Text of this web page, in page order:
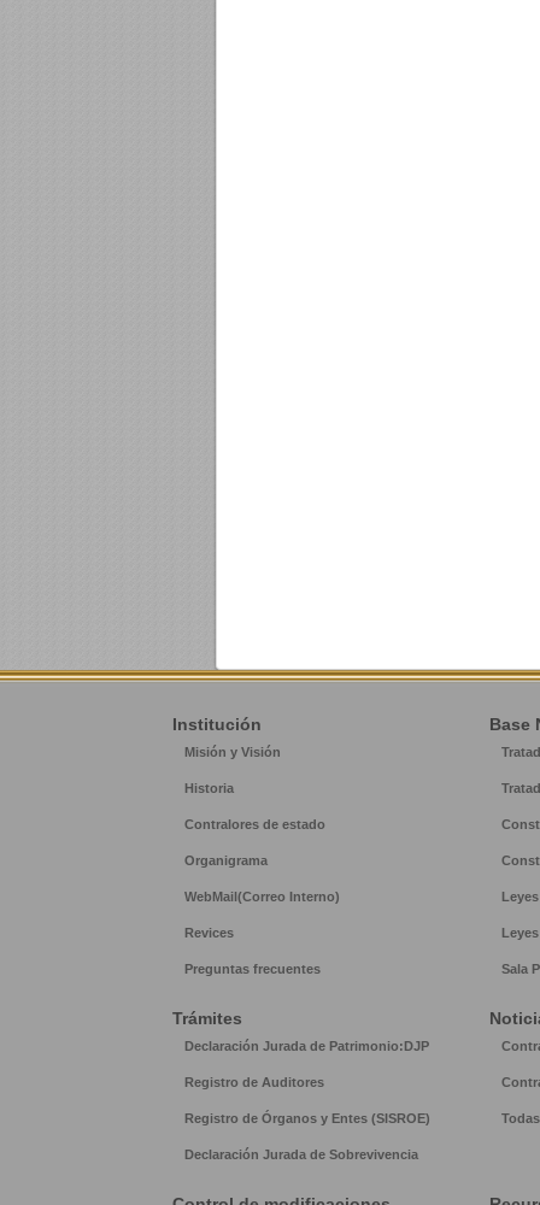
Institución Base
Misión y Visión
Historia
Contralores de estado
Organigrama
WebMail(Correo Interno)
Revices
Preguntas frecuentes Sala
Trámites
Declaración Jurada de Patrimonio:DJP
Registro de Auditores
Registro de Órganos y Entes (SISROE)
Declaración Jurada de Sobrevivencia